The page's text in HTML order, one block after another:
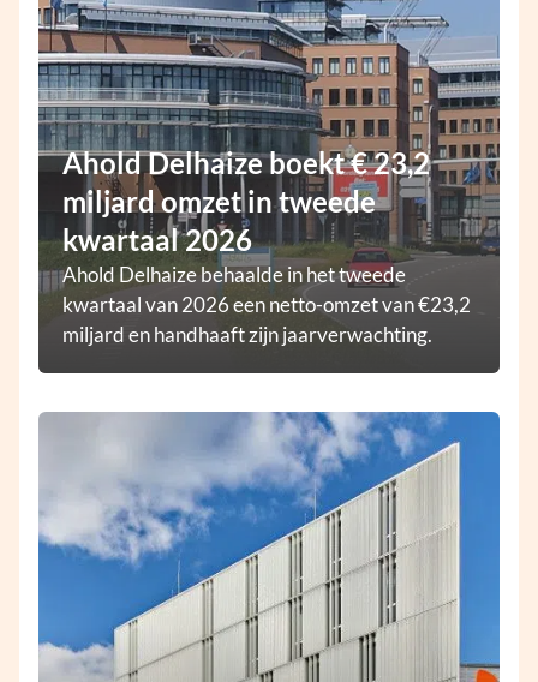
Ahold Delhaize boekt € 23,2
miljard omzet in tweede
kwartaal 2026
Ahold Delhaize behaalde in het tweede
kwartaal van 2026 een netto-omzet van €23,2
miljard en handhaaft zijn jaarverwachting.